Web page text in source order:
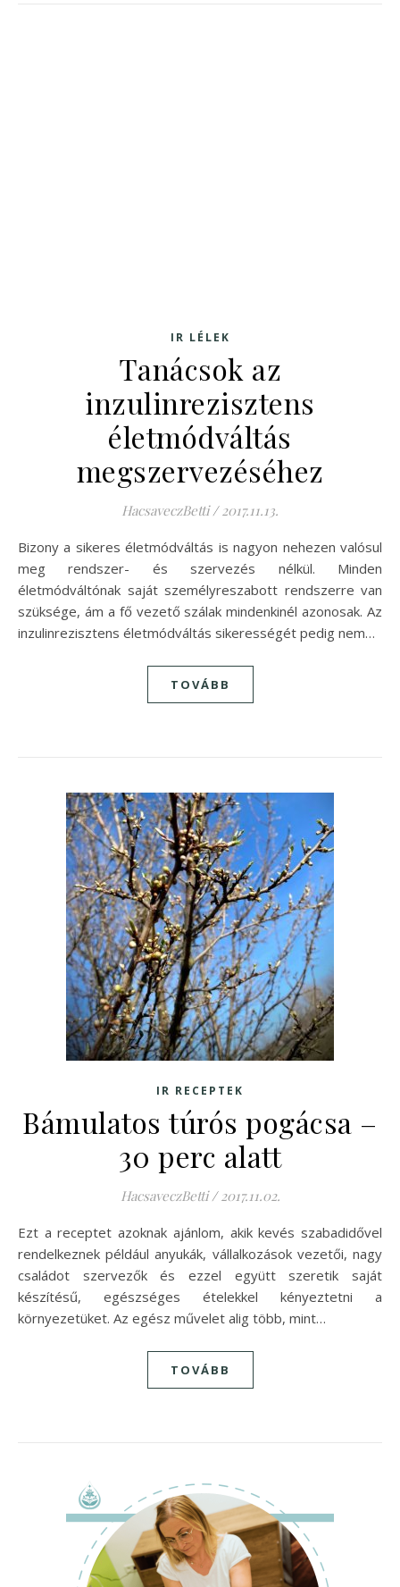
IR LÉLEK
Tanácsok az
inzulinrezisztens
életmódváltás
megszervezéséhez
HacsaveczBetti / 2017.11.13.
Bizony a sikeres életmódváltás is nagyon nehezen valósul
meg rendszer- és szervezés nélkül. Minden
életmódváltónak saját személyreszabott rendszerre van
szüksége, ám a fő vezető szálak mindenkinél azonosak. Az
inzulinrezisztens életmódváltás sikerességét pedig nem…
TOVÁBB
IR RECEPTEK
Bámulatos túrós pogácsa –
30 perc alatt
HacsaveczBetti / 2017.11.02.
Ezt a receptet azoknak ajánlom, akik kevés szabadidővel
rendelkeznek például anyukák, vállalkozások vezetői, nagy
családot szervezők és ezzel együtt szeretik saját
készítésű, egészséges ételekkel kényeztetni a
környezetüket. Az egész művelet alig több, mint…
TOVÁBB